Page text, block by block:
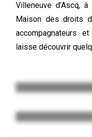
Villeneuve d’Ascq,
Maison des droits
accompagnateurs
laisse découvrir